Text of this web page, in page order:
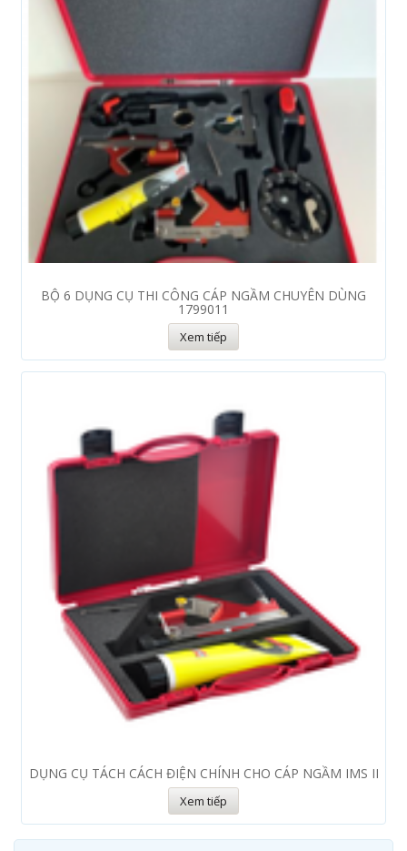
BỘ 6 DỤNG CỤ THI CÔNG CÁP NGẦM CHUYÊN DÙNG
1799011
Xem tiếp
DỤNG CỤ TÁCH CÁCH ĐIỆN CHÍNH CHO CÁP NGẦM IMS II
Xem tiếp